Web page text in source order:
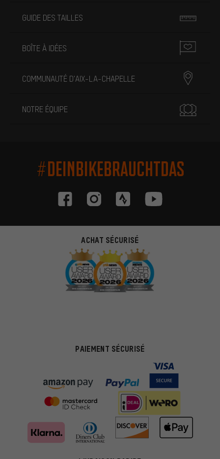
GUIDE DES TAILLES
BOÎTE À IDÉES
COMMUNAUTÉ D'AIX-LA-CHAPELLE
NOTRE ÉQUIPE
#DEINBIKEBRAUCHTDAS
ACHAT SÉCURISÉ
PAIEMENT SÉCURISÉ